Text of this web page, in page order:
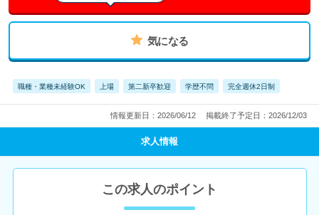
気になる
職種・業種未経験OK 上場 第二新卒歓迎 学歴不問 完全週休2日制
情報更新日：2026/06/12 掲載終了予定日：2026/12/03
求人情報
この求人のポイント